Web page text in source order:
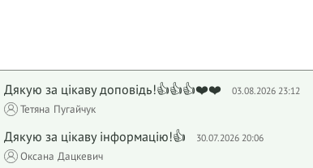
Дякую за цікаву доповідь!👍👍👍❤️❤️ 03.08.2026 23:12
Тетяна Пугайчук
Дякую за цікаву інформацію!👍 30.07.2026 20:06
Оксана Дацкевич